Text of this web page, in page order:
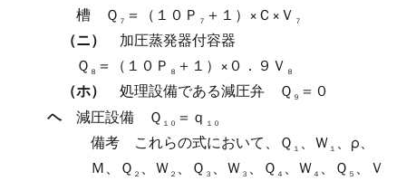
槽
Ｑ ７ ＝（１０Ｐ ７ ＋１）×Ｃ×Ｖ ７
（ニ）
加圧蒸発器付容器
Ｑ ８ ＝（１０Ｐ ８ ＋１）×０．９Ｖ ８
（ホ） 処理設備である減圧弁 Ｑ ９ ＝０
ヘ
減圧設備 Ｑ １０ ＝ｑ １０
備考 これらの式において、Ｑ １ 、Ｗ １ 、ρ、
Ｍ、Ｑ ２ 、Ｗ ２ 、Ｑ ３ 、Ｗ ３ 、Ｑ ４ 、Ｗ ４ 、Ｑ ５ 、Ｖ